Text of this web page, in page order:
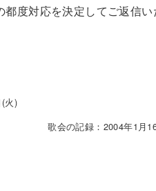
都度対応を決定してご返信い
火)
歌会の記録：2004年1月